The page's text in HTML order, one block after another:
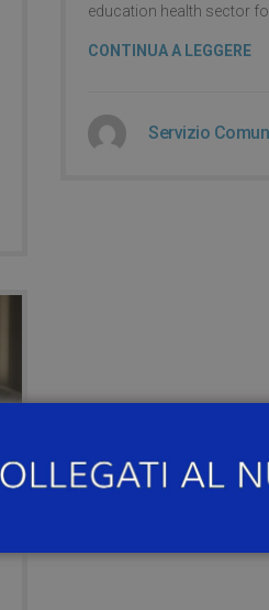
education health sector
CONTINUA A LEGGERE
Servizio